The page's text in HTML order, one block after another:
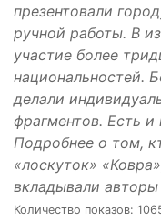
презентовали
ручной работы. В
участие более
национальностей.
делали
фрагментов. Есть
Подробнее о том,
«лоскуток»
вкладывали
Количество показов: